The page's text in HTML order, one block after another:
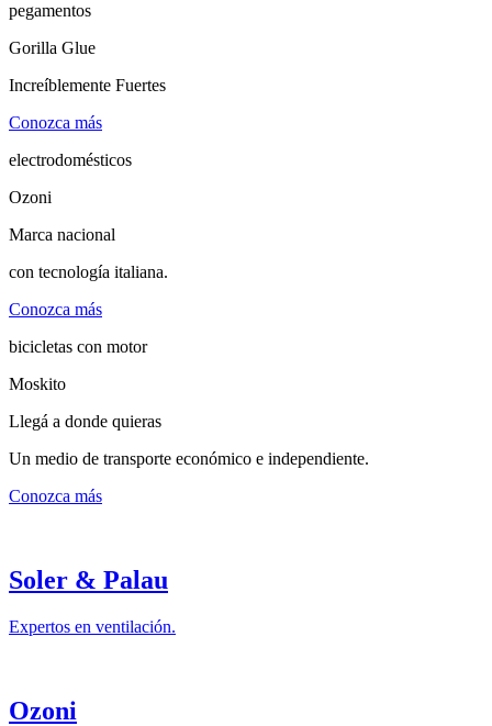
pegamentos
Gorilla Glue
Increíblemente Fuertes
Conozca más
electrodomésticos
Ozoni
Marca nacional
con tecnología italiana.
Conozca más
bicicletas con motor
Moskito
Llegá a donde quieras
Un medio de transporte económico e independiente.
Conozca más
Soler & Palau
Expertos en ventilación.
Ozoni